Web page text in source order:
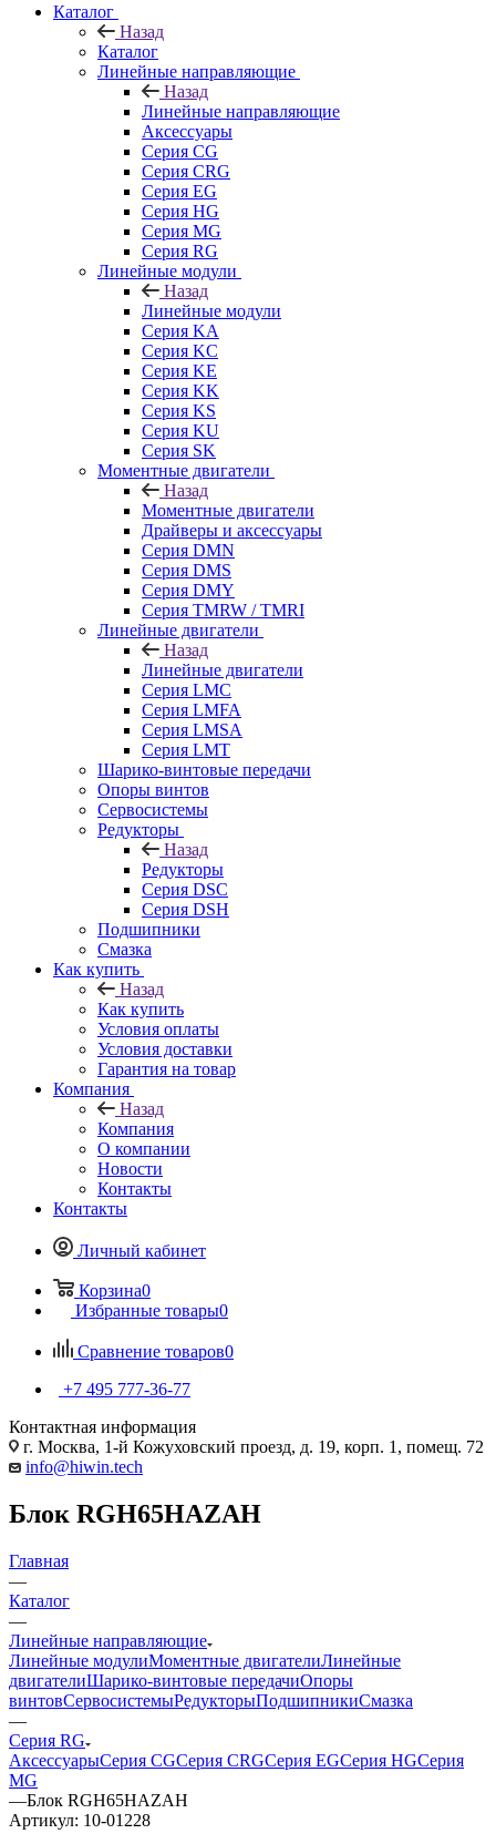
Каталог
Назад
Каталог
Линейные направляющие
Назад
Линейные направляющие
Аксессуары
Серия CG
Серия CRG
Серия EG
Серия HG
Серия MG
Серия RG
Линейные модули
Назад
Линейные модули
Серия KA
Серия KC
Серия KE
Серия KK
Серия KS
Серия KU
Серия SK
Моментные двигатели
Назад
Моментные двигатели
Драйверы и аксессуары
Серия DMN
Серия DMS
Серия DMY
Серия TMRW / TMRI
Линейные двигатели
Назад
Линейные двигатели
Серия LMC
Серия LMFA
Серия LMSA
Серия LMT
Шарико-винтовые передачи
Опоры винтов
Сервосистемы
Редукторы
Назад
Редукторы
Серия DSC
Серия DSH
Подшипники
Смазка
Как купить
Назад
Как купить
Условия оплаты
Условия доставки
Гарантия на товар
Компания
Назад
Компания
О компании
Новости
Контакты
Контакты
Личный кабинет
Корзина0
Избранные товары0
Сравнение товаров0
+7 495 777-36-77
Контактная информация
г. Москва, 1-й Кожуховский проезд, д. 19, корп. 1, помещ. 72
info@hiwin.tech
Блок RGH65HAZAH
Главная
—
Каталог
—
Линейные направляющие
Линейные модулиМоментные двигателиЛинейные
двигателиШарико-винтовые передачиОпоры
винтовСервосистемыРедукторыПодшипникиСмазка
—
Серия RG
АксессуарыСерия CGСерия CRGСерия EGСерия HGСерия
MG
—Блок RGH65HAZAH
Артикул: 10-01228